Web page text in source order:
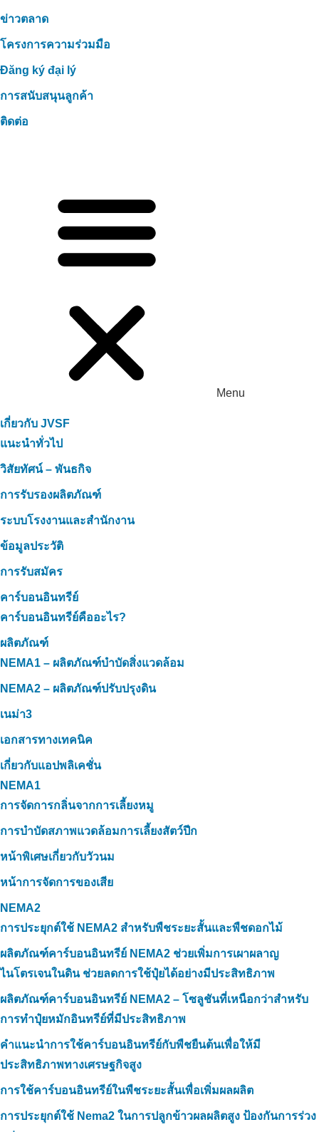
ข่าวตลาด
โครงการความร่วมมือ
Đăng ký đại lý
การสนับสนุนลูกค้า
ติดต่อ
Menu
เกี่ยวกับ JVSF
แนะนำทั่วไป
วิสัยทัศน์ – พันธกิจ
การรับรองผลิตภัณฑ์
ระบบโรงงานและสำนักงาน
ข้อมูลประวัติ
การรับสมัคร
คาร์บอนอินทรีย์
คาร์บอนอินทรีย์คืออะไร?
ผลิตภัณฑ์
NEMA1 – ผลิตภัณฑ์บำบัดสิ่งแวดล้อม
NEMA2 – ผลิตภัณฑ์ปรับปรุงดิน
เนม่า3
เอกสารทางเทคนิค
เกี่ยวกับแอปพลิเคชั่น
NEMA1
การจัดการกลิ่นจากการเลี้ยงหมู
การบำบัดสภาพแวดล้อมการเลี้ยงสัตว์ปีก
หน้าพิเศษเกี่ยวกับวัวนม
หน้าการจัดการของเสีย
NEMA2
การประยุกต์ใช้ NEMA2 สำหรับพืชระยะสั้นและพืชดอกไม้
ผลิตภัณฑ์คาร์บอนอินทรีย์ NEMA2 ช่วยเพิ่มการเผาผลาญ
ไนโตรเจนในดิน ช่วยลดการใช้ปุ๋ยได้อย่างมีประสิทธิภาพ
ผลิตภัณฑ์คาร์บอนอินทรีย์ NEMA2 – โซลูชันที่เหนือกว่าสำหรับ
การทำปุ๋ยหมักอินทรีย์ที่มีประสิทธิภาพ
คำแนะนำการใช้คาร์บอนอินทรีย์กับพืชยืนต้นเพื่อให้มี
ประสิทธิภาพทางเศรษฐกิจสูง
การใช้คาร์บอนอินทรีย์ในพืชระยะสั้นเพื่อเพิ่มผลผลิต
การประยุกต์ใช้ Nema2 ในการปลูกข้าวผลผลิตสูง ป้องกันการร่วง